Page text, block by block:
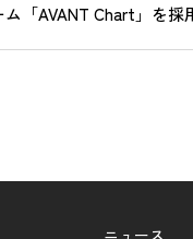
「AVANT Chart」
ニュース